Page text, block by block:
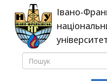
основного
вмісту
Івано-
ПОШУКОВА
ПОШУК